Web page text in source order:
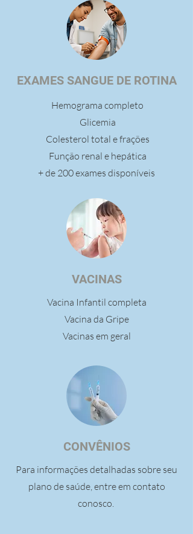
EXAMES SANGUE DE ROTINA
Hemograma completo
Glicemia
Colesterol total e frações
Função renal e hepática
+ de 200 exames disponíveis
VACINAS
Vacina Infantil completa
Vacina da Gripe
Vacinas em geral
CONVÊNIOS
Para informações detalhadas sobre seu
plano de saúde, entre em contato
conosco.